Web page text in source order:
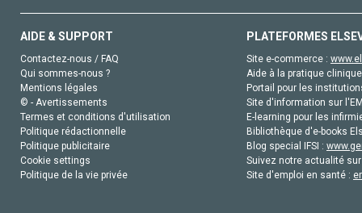
AIDE & SUPPORT
Contactez-nous / FAQ
Qui sommes-nous ?
Mentions légales
© - Avertissements
Termes et conditions d'utilisation
Politique rédactionnelle
Politique publicitaire
Cookie settings
Politique de la vie privée
PLATEFORMES
Site e-commerce :
Aide à la pratique
Portail pour les
Site d'information sur
E-learning pour les
Bibliothèque d'e-books
Blog special IFSI :
Suivez notre actualité
Site d'emploi en santé :